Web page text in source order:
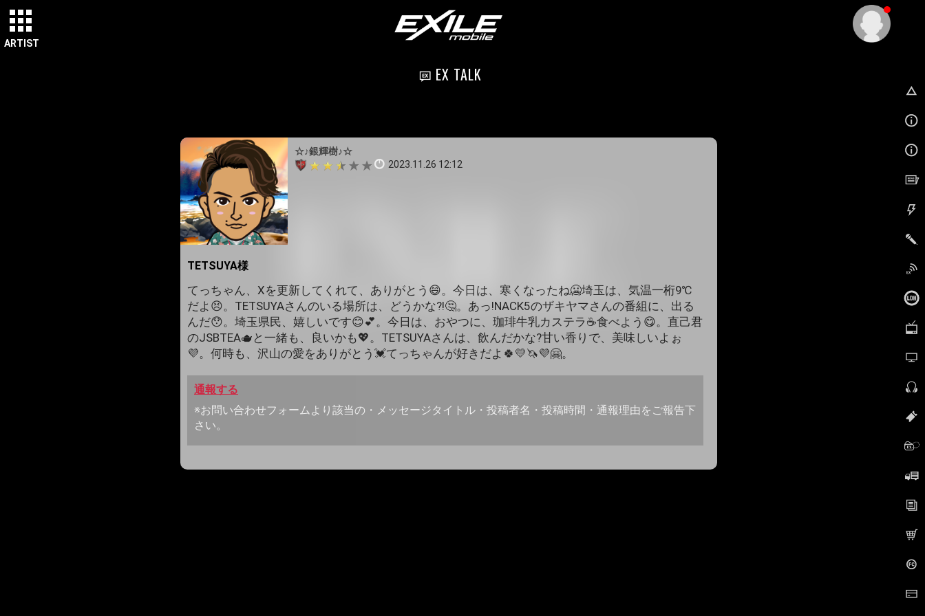
ARTIST
EX TALK
☆♪銀輝樹♪☆
2023.11.26 12:12
TETSUYA様
てっちゃん、Xを更新してくれて、ありがとう😄。今日は、寒くなったね🥶埼玉は、気温一桁9℃
だよ😣。TETSUYAさんのいる場所は、どうかな?!🤔。あっ!NACK5のザキヤマさんの番組に、出る
んだ😯。埼玉県民、嬉しいです😊💕。今日は、おやつに、珈琲牛乳カステラ☕食べよう😋。直己君
のJSBTEA🫖と一緒も、良いかも💖。TETSUYAさんは、飲んだかな?甘い香りで、美味しいよぉ
💜。何時も、沢山の愛をありがとう💓てっちゃんが好きだよ🍀💛🦄💜🤗。
通報する
※お問い合わせフォームより該当の・メッセージタイトル・投稿者名・投稿時間・通報理由をご報告下
さい。